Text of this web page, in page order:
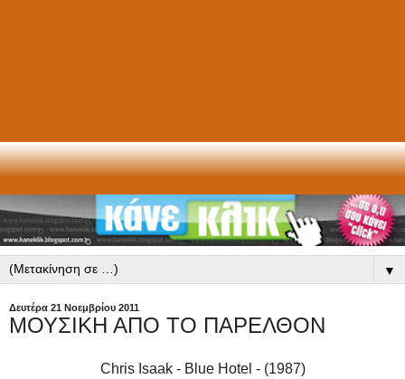
▼
Δευτέρα 21 Νοεμβρίου 2011
ΜΟΥΣΙΚΗ ΑΠΟ ΤΟ ΠΑΡΕΛΘΟΝ
Chris Isaak - Blue Hotel - (1987)